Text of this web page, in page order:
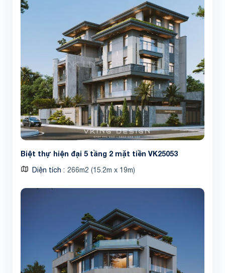
Biệt thự hiện đại 5 tầng 2 mặt tiền VK25053
Diện tích 266m2 (15.2m x 19m)